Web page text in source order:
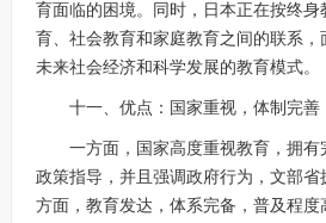
育面临的困境。同时，日本正在按终身
育、社会教育和家庭教育之间的联系，
未来社会经济和科学发展的教育模式。
十一、优点：国家重视，体制完善
一方面，国家高度重视教育，拥有
政策指导，并且强调政府行为，文部
方面，教育发达，体系完备，普及程度